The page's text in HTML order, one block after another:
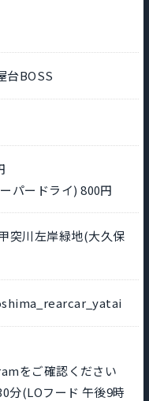
台BOSS
パードライ) 800円
突川左岸緑地(大久保
をご確認ください
分(LOフード 午後9時